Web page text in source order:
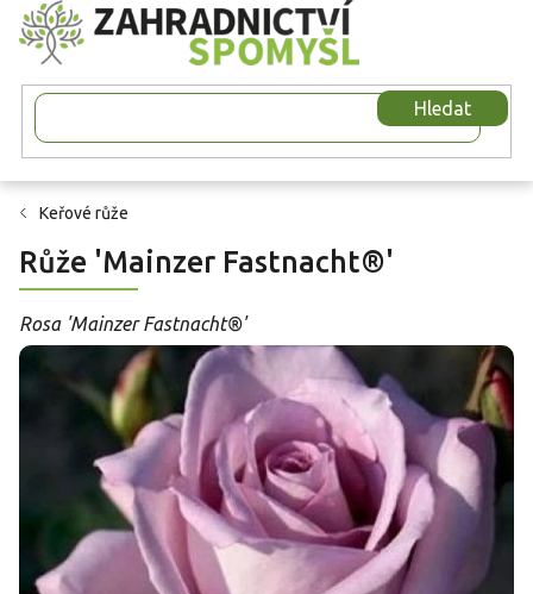
Přejít
na
obsah
Hledat
Keřové růže
Růže 'Mainzer Fastnacht®'
Rosa 'Mainzer Fastnacht®'